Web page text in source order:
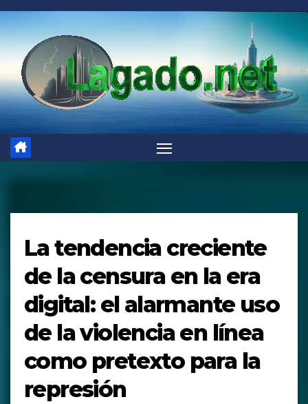
Saltar
al
contenido
La tendencia creciente
de la censura en la era
digital: el alarmante uso
de la violencia en línea
como pretexto para la
represión